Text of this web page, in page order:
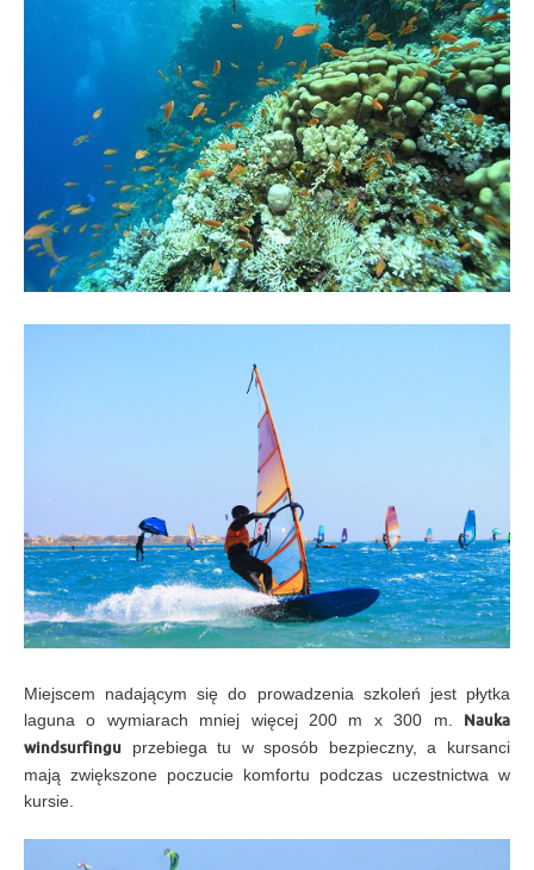
Miejscem nadającym się do prowadzenia szkoleń jest płytka
laguna o wymiarach mniej więcej 200 m x 300 m. Nauka
windsurfingu przebiega tu w sposób bezpieczny, a kursanci
mają zwiększone poczucie komfortu podczas uczestnictwa w
kursie.